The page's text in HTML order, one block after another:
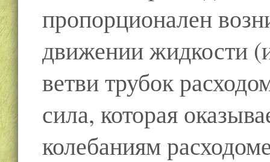
пропорционален
движении жидкости
ветви трубок
сила, которая
колебаниям